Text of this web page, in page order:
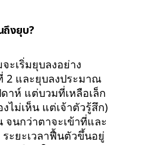
ถึงยุบ?
ะเริ่มยุบลงอย่าง
2 และยุบลงประมาณ
าห์ แต่บวมที่เหลือเล็ก
ไม่เห็น แต่เจ้าตัวรู้สึก)
จนกว่าตาจะเข้าที่และ
ะยะเวลาฟื้นตัวขึ้นอยู่